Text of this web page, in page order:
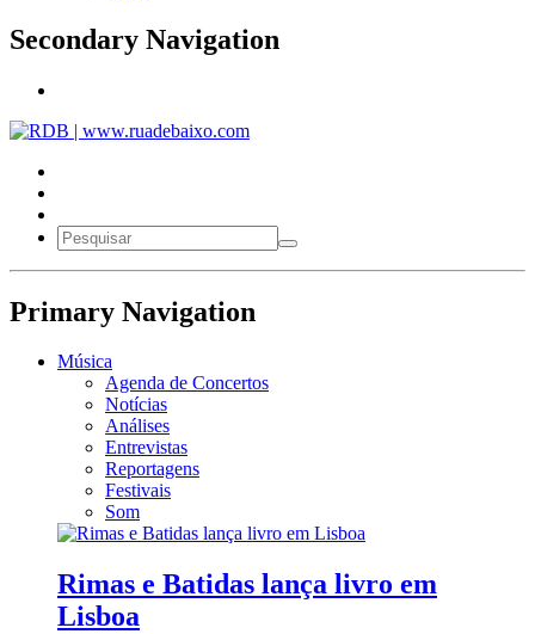
Secondary Navigation
Primary Navigation
Música
Agenda de Concertos
Notícias
Análises
Entrevistas
Reportagens
Festivais
Som
Rimas e Batidas lança livro em
Lisboa